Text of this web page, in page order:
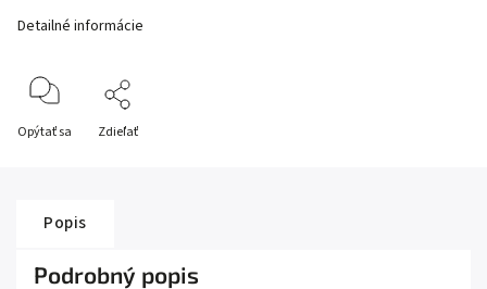
Detailné informácie
Opýtať sa Zdieľať
Popis
Podrobný popis